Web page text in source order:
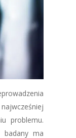
problemu.
badany ma